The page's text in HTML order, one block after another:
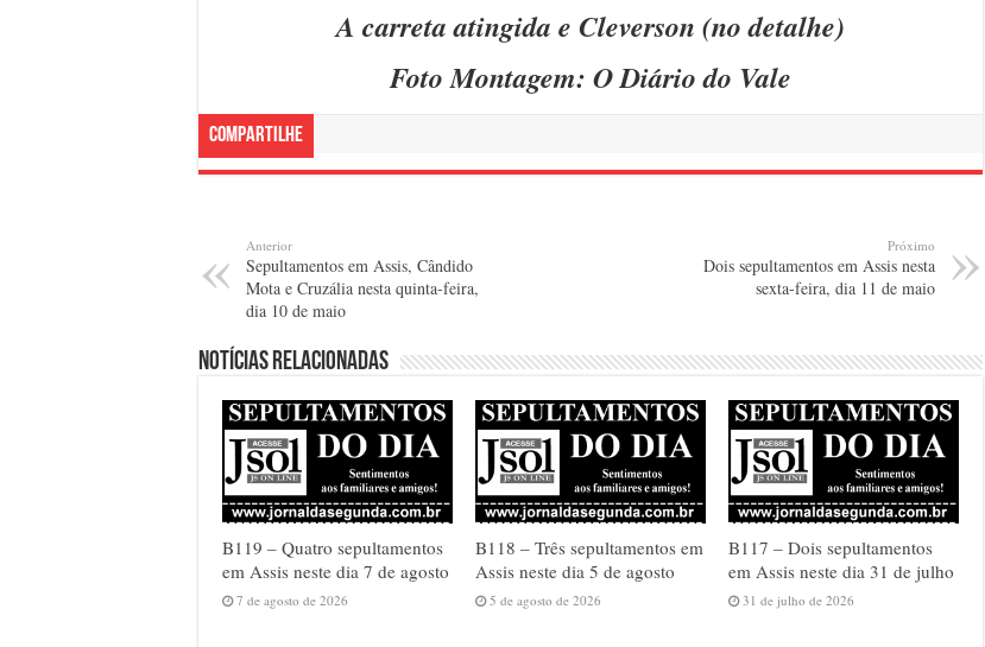
A carreta atingida e Cleverson (no detalhe)
Foto Montagem: O Diário do Vale
Compartilhe
Anterior
Sepultamentos em Assis, Cândido
Mota e Cruzália nesta quinta-feira,
dia 10 de maio
Próximo
Dois sepultamentos em Assis nesta
sexta-feira, dia 11 de maio
Notícias relacionadas
B119 – Quatro sepultamentos
em Assis neste dia 7 de agosto
7 de agosto de 2026
B118 – Três sepultamentos em
Assis neste dia 5 de agosto
5 de agosto de 2026
B117 – Dois sepultamentos
em Assis neste dia 31 de julho
31 de julho de 2026